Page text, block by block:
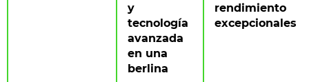
y
tecnología
avanzada
en una
berlina
rendimiento
excepcionales